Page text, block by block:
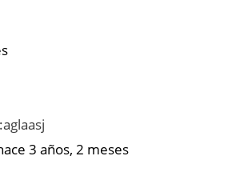
aglaasj
3 años, 2 meses